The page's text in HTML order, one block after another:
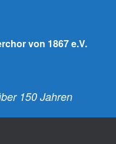
von 1867 e.V.
150 Jahren